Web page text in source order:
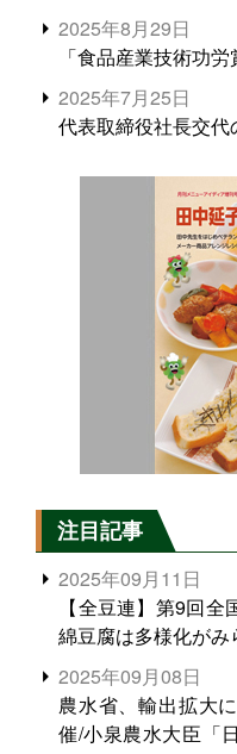
2025年8月29日
「食品産業技術功
2025年7月25日
代表取締役社長交代
注目記事
2025年09月11日
【全豆連】第9回
綿豆腐は多様化がみ
2025年09月08日
農水省、輸出拡大
催/小泉農水大臣「